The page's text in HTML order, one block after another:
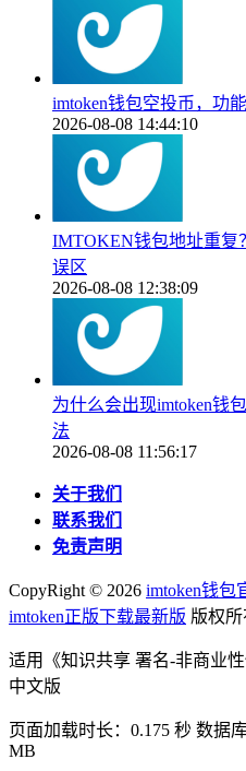
imtoken钱包空投币，功
2026-08-08 14:44:10
IMTOKEN钱包地址重复
误区
2026-08-08 12:38:09
为什么会出现imtoken钱
法
2026-08-08 11:56:17
关于我们
联系我们
免责声明
CopyRight © 2026 imtoken钱包
imtoken正版下载最新版 版权所
适用《知识共享 署名-非商业
中文版
页面加载时长：0.175 秒 数据
MB